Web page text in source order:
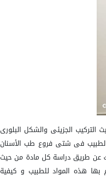
الجزيئى والشكل البلورى
الطبيب فى شتى فروع طب الأسنان
عن طريق دراسة كل مادة من حيث
بها هذه المواد للطبيب و كيفية